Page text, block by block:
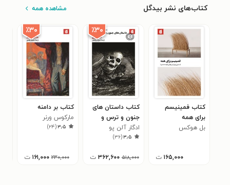
کتاب‌های نشر بیدگل مشاهده همه
کتاب فمینیسم
برای همه
بل هوکس
۱۶۵,۰۰۰ ت
٪۳۰
کتاب داستان های
جنون و ترس و
خیال
ادگار آلن پو
۳٫۵(۳۶)
۵۱۸,۰۰۰ ۳۶۲,۶۰۰ ت
٪۳۰
کتاب بر دامنه
مارکوس ورنر
۳٫۵(۲۴)
۲۳۰,۰۰۰ ۱۶۱,۰۰۰ ت